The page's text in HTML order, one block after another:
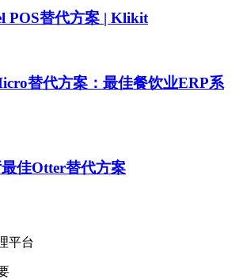
POS替代方案 | Klikit
替代方案：最佳餐饮业ERP系
佳Otter替代方案
平台